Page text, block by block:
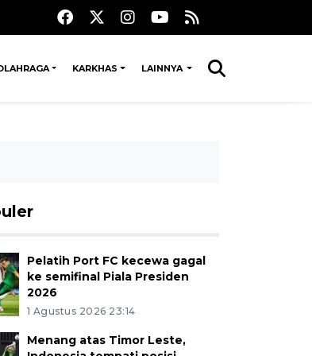
KARKHAS LAINNYA
Pelatih Port FC kecewa gagal
ke semifinal Piala Presiden
2026
1 Agustus 2026 23:14
Menang atas Timor Leste,